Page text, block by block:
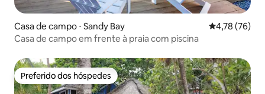
Casa de campo ⋅ Sandy Bay 4,78 de uma
4,78 (76)
Casa de campo em frente à praia com piscina
Preferido dos hóspedes
Preferido dos hóspedes